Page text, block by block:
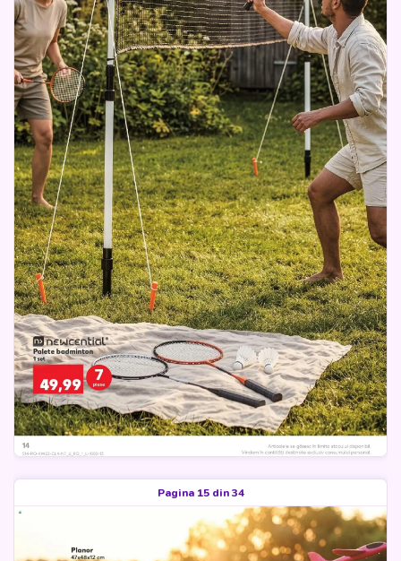
Pagina 15 din 34